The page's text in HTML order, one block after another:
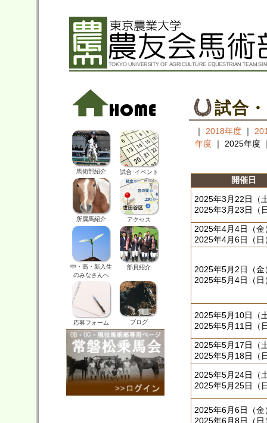
馬術部紹介 試合･イベント
所属馬紹介 アクセス
中・高・新入生
のみなさんへ
部員紹介
応募フォーム ブログ
試合
｜ 2018年度 ｜
年度 ｜ 2025年度
開催日
2025年3月22日（
2025年3月23日（
2025年4月4日（金
2025年4月6日（日
2025年5月2日（金
2025年5月4日（日
2025年5月10日（
2025年5月11日（
2025年5月17日（
2025年5月18日（
2025年5月24日（
2025年5月25日（
2025年6月6日（金
2025年6月8日（日